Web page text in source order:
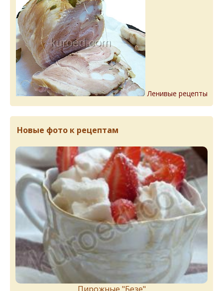
Ленивые рецепты
Новые фото к рецептам